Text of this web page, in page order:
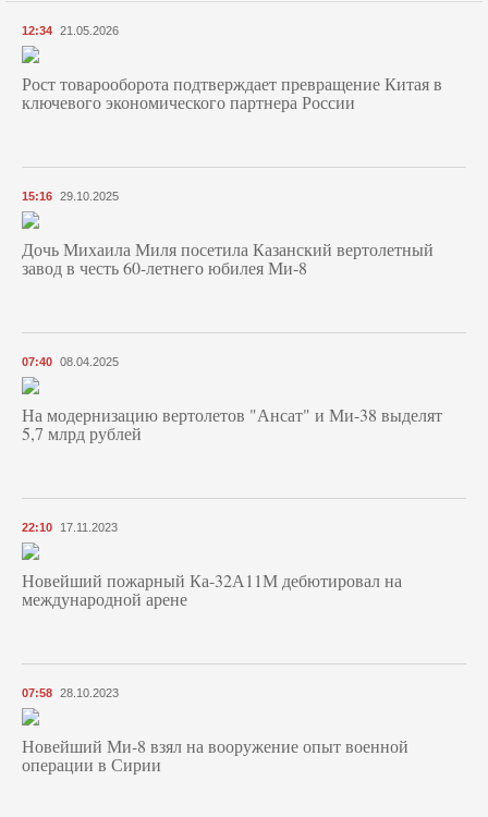
12:34 21.05.2026
Рост товарооборота подтверждает превращение Китая в
ключевого экономического партнера России
15:16 29.10.2025
Дочь Михаила Миля посетила Казанский вертолетный
завод в честь 60-летнего юбилея Ми-8
07:40 08.04.2025
На модернизацию вертолетов "Ансат" и Ми-38 выделят
5,7 млрд рублей
22:10 17.11.2023
Новейший пожарный Ка-32А11М дебютировал на
международной арене
07:58 28.10.2023
Новейший Ми-8 взял на вооружение опыт военной
операции в Сирии